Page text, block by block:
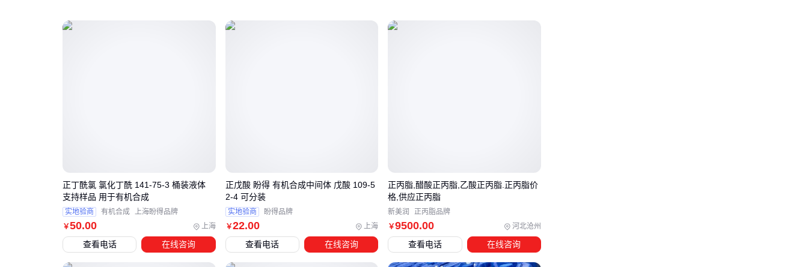
品牌溢价实际包含技术服务价值。正规厂商提供的MSDS文
件、应急处理方案和批次追溯能力，能显著降低使用风险。
三、哪些场景下乙酸丁酯可以替代正丁脂？
当采购正丁脂遇到价格波动或供应不稳定时，乙酸丁酯
（醋
￥50.00 上海
正丁酰氯 氯化丁酰 141-75-3 桶装液体
支持样品 用于有机合成
实地验商 有机合成 上海盼得品牌
查看电话 在线咨询
￥22.00 上海
正戊酸 盼得 有机合成中间体 戊酸 109-5
2-4 可分装
实地验商 盼得品牌
查看电话 在线咨询
￥9500.00 河北沧州
正丙脂,醋酸正丙脂,乙酸正丙脂.正丙脂价
格,供应正丙脂
新美润 正丙脂品牌
查看电话 在线咨询